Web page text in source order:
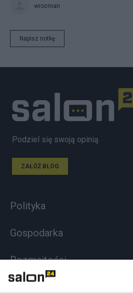
wrocman
Napisz notkę
Podziel się swoją opinią
ZAŁÓŻ BLOG
Polityka
Gospodarka
Rozmaitości